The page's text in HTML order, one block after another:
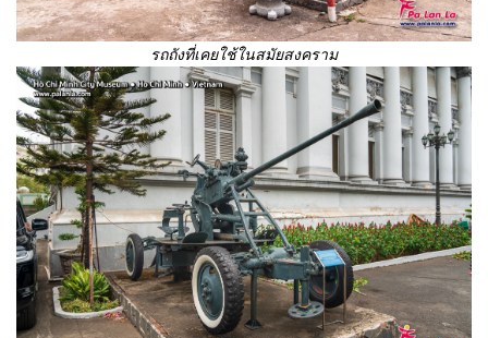
รถถังที่เคยใช้ในสมัยสงคราม